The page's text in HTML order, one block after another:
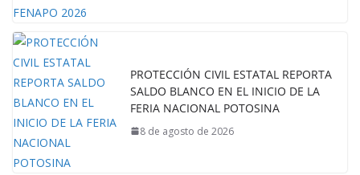
PROTECCIÓN CIVIL ESTATAL REPORTA
SALDO BLANCO EN EL INICIO DE LA
FERIA NACIONAL POTOSINA
8 de agosto de 2026